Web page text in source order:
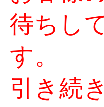
待ちし
す。
引き続